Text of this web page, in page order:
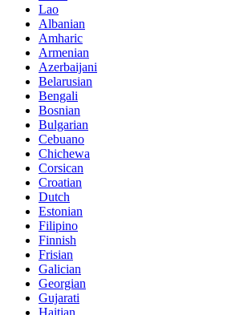
Lao
Albanian
Amharic
Armenian
Azerbaijani
Belarusian
Bengali
Bosnian
Bulgarian
Cebuano
Chichewa
Corsican
Croatian
Dutch
Estonian
Filipino
Finnish
Frisian
Galician
Georgian
Gujarati